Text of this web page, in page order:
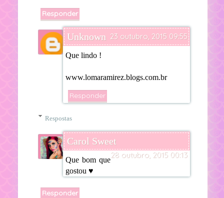
Responder
Unknown 23 outubro, 2015 09:55
Que lindo !
www.lomaramirez.blogs.com.br
Responder
Respostas
Carol Sweet
28 outubro, 2015 00:13
Que bom que
gostou ♥
Responder